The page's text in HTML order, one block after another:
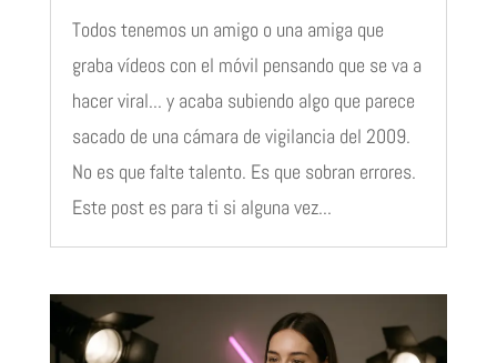
Todos tenemos un amigo o una amiga que
graba vídeos con el móvil pensando que se va a
hacer viral... y acaba subiendo algo que parece
sacado de una cámara de vigilancia del 2009.
No es que falte talento. Es que sobran errores.
Este post es para ti si alguna vez...